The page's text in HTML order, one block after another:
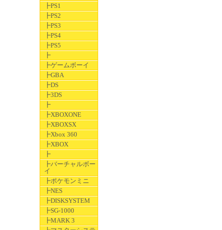
┣PS1
┣PS2
┣PS3
┣PS4
┣PS5
┣
┣ゲームボーイ
┣GBA
┣DS
┣3DS
┣
┣XBOXONE
┣XBOXSX
┣Xbox 360
┣XBOX
┣
┣バーチャルボー
イ
┣ポケモンミニ
┣NES
┣DISKSYSTEM
┣SG-1000
┣MARK 3